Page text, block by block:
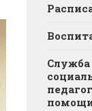
Служба